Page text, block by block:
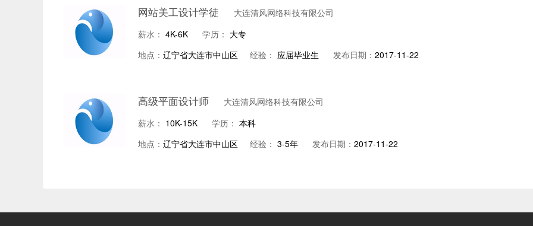
网站美工设计学徒
大连清风网络科技有限公司
薪水： 4K-6K 学历： 大专
地点： 辽宁省大连市中山区 经验： 应届毕业生 发布日期： 2017-11-22
高级平面设计师
大连清风网络科技有限公司
薪水： 10K-15K 学历： 本科
地点： 辽宁省大连市中山区 经验： 3-5年 发布日期： 2017-11-22